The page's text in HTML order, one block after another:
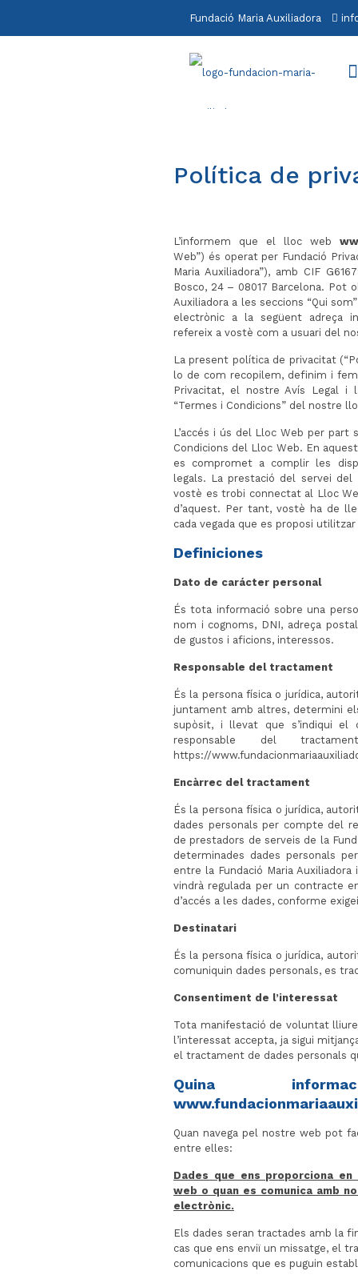
Fundació Maria Auxiliadora
Política de
L’informem que el lloc web
Web”) és operat per Fundació
Maria Auxiliadora”), amb CIF
Bosco, 24 – 08017 Barcelona. Pot
Auxiliadora a les seccions “Qui
electrònic a la següent adreça
refereix a vostè com a usuari del
La present política de privacitat
lo de com recopilem, definim i
Privacitat, el nostre Avís Legal i
“Termes i Condicions” del nostre
L’accés i ús del Lloc Web per
Condicions del Lloc Web. En
es compromet a complir les
legals. La prestació del servei
vostè es trobi connectat al Lloc
d’aquest. Per tant, vostè ha de
cada vegada que es proposi
Definiciones
Dato de carácter personal
És tota informació sobre una
nom i cognoms, DNI, adreça
de gustos i aficions, interessos.
Responsable del tractament
És la persona física o jurídica,
juntament amb altres, determini
supòsit, i llevat que s’indiqui el
responsable del
https://
Encàrrec del tractament
És la persona física o jurídica,
dades personals per compte del
de prestadors de serveis de la
determinades dades personals
entre la Fundació Maria
vindrà regulada per un contracte
d’accés a les dades, conforme
Destinatari
És la persona física o jurídica,
comuniquin dades personals, es
Consentiment de l’interessat
Tota manifestació de voluntat
l’interessat accepta, ja sigui
el tractament de dades personals
Quina
Quan navega pel nostre web pot
entre elles:
Dades que ens proporciona
web o quan es comunica amb
electrònic.
Els dades seran tractades amb la
cas que ens enviï un missatge, el
comunicacions que es puguin